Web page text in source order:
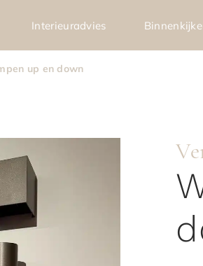
Interieuradvies
up en down